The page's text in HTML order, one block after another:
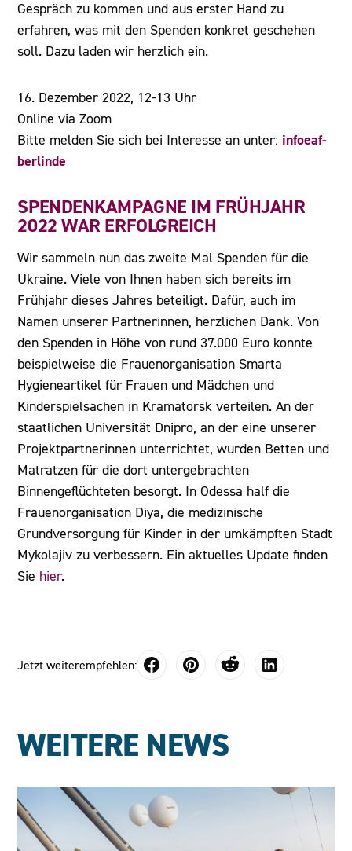
Gespräch zu kommen und aus erster Hand zu
erfahren, was mit den Spenden konkret geschehen
soll. Dazu laden wir herzlich ein.
16. Dezember 2022, 12-13 Uhr
Online via Zoom
Bitte melden Sie sich bei Interesse an unter: infoeaf-
berlinde
SPENDENKAMPAGNE IM FRÜHJAHR
2022 WAR ERFOLGREICH
Wir sammeln nun das zweite Mal Spenden für die
Ukraine. Viele von Ihnen haben sich bereits im
Frühjahr dieses Jahres beteiligt. Dafür, auch im
Namen unserer Partnerinnen, herzlichen Dank. Von
den Spenden in Höhe von rund 37.000 Euro konnte
beispielweise die Frauenorganisation Smarta
Hygieneartikel für Frauen und Mädchen und
Kinderspielsachen in Kramatorsk verteilen. An der
staatlichen Universität Dnipro, an der eine unserer
Projektpartnerinnen unterrichtet, wurden Betten und
Matratzen für die dort untergebrachten
Binnengeflüchteten besorgt. In Odessa half die
Frauenorganisation Diya, die medizinische
Grundversorgung für Kinder in der umkämpften Stadt
Mykolajiv zu verbessern. Ein aktuelles Update finden
Sie hier.
Jetzt weiterempfehlen:
WEITERE NEWS